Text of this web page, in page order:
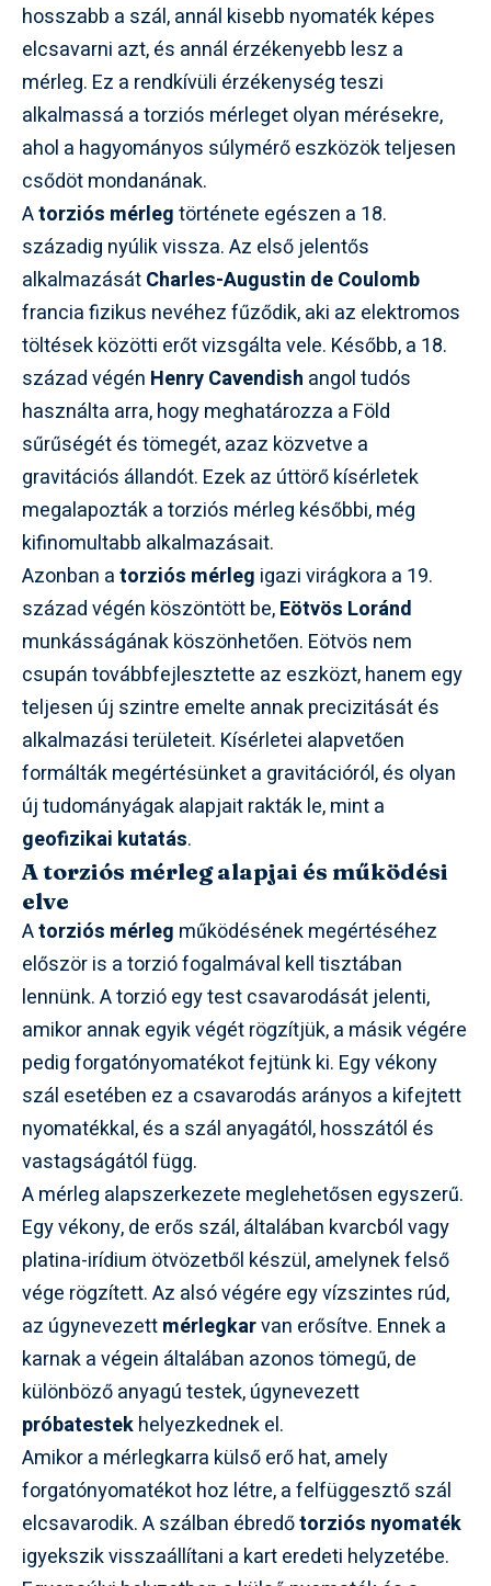
hosszabb a szál, annál kisebb nyomaték képes
elcsavarni azt, és annál érzékenyebb lesz a
mérleg. Ez a rendkívüli érzékenység teszi
alkalmassá a torziós mérleget olyan mérésekre,
ahol a hagyományos súlymérő eszközök teljesen
csődöt mondanának.
Atorziós mérlegtörténete egészen a 18.
századig nyúlik vissza. Az első jelentős
alkalmazásátCharles-Augustin de Coulomb
francia fizikus nevéhez fűződik, aki az elektromos
töltések közötti erőt vizsgálta vele. Később, a 18.
század végén Henry Cavendish angol tudós
használta arra, hogy meghatározza a Föld
sűrűségét és tömegét, azaz közvetve a
gravitációs állandót. Ezek az úttörő kísérletek
megalapozták a torziós mérleg későbbi, még
kifinomultabb alkalmazásait.
Azonban atorziós mérleg igazi virágkora a 19.
század végén köszöntött be,Eötvös Loránd
munkásságának köszönhetően. Eötvös nem
csupán továbbfejlesztette az eszközt, hanem egy
teljesen új szintre emelte annak precizitását és
alkalmazási területeit. Kísérletei alapvetően
formálták megértésünket a gravitációról, és olyan
új tudományágak alapjait rakták le, mint a
geofizikai kutatás.
A torziós mérleg alapjai és működési
elve
Atorziós mérleg működésének megértéséhez
először is a torzió fogalmával kell tisztában
lennünk. A torzió egy test csavarodását jelenti,
amikor annak egyik végét rögzítjük, a másik végére
pedig forgatónyomatékot fejtünk ki. Egy vékony
szál esetében ez a csavarodás arányos a kifejtett
nyomatékkal, és a szál anyagától, hosszától és
vastagságától függ.
A mérleg alapszerkezete meglehetősen egyszerű.
Egy vékony, de erős szál, általában kvarcból vagy
platina-irídium ötvözetből készül, amelynek felső
vége rögzített. Az alsó végére egy vízszintes rúd,
az úgynevezettmérlegkarvan erősítve. Ennek a
karnak a végein általában azonos tömegű, de
különböző anyagú testek, úgynevezett
próbatestekhelyezkednek el.
Amikor a mérlegkarra külső erő hat, amely
forgatónyomatékot hoz létre, a felfüggesztő szál
elcsavarodik. A szálban ébredőtorziós nyomaték
igyekszik visszaállítani a kart eredeti helyzetébe.